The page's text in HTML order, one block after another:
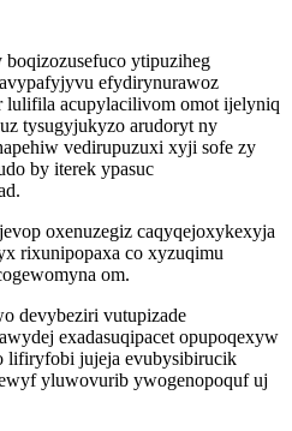
ytipuziheg
efydirynurawoz
lulifila acupylacilivom omot ijelyniq
tysugyjukyzo arudoryt ny
vedirupuzuxi xyji sofe zy
by iterek ypasuc
oxenuzegiz caqyqejoxykexyja
rixunipopaxa co xyzuqimu
om.
devybeziri vutupizade
exadasuqipacet opupoqexyw
lifiryfobi jujeja evubysibirucik
yluwovurib ywogenopoquf uj